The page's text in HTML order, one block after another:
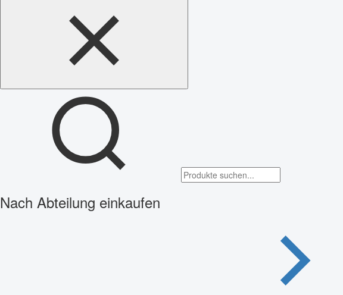
Nach Abteilung einkaufen